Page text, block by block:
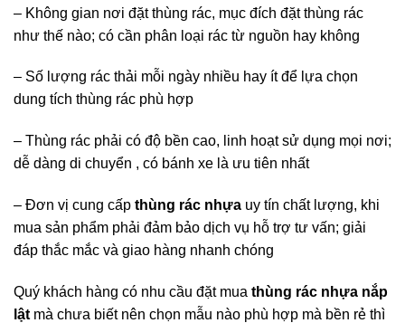
– Không gian nơi đặt thùng rác, mục đích đặt thùng rác
như thế nào; có cần phân loại rác từ nguồn hay không
– Số lượng rác thải mỗi ngày nhiều hay ít để lựa chọn
dung tích thùng rác phù hợp
– Thùng rác phải có độ bền cao, linh hoạt sử dụng mọi nơi;
dễ dàng di chuyển , có bánh xe là ưu tiên nhất
– Đơn vị cung cấp thùng rác nhựa uy tín chất lượng, khi
mua sản phẩm phải đảm bảo dịch vụ hỗ trợ tư vấn; giải
đáp thắc mắc và giao hàng nhanh chóng
Quý khách hàng có nhu cầu đặt mua thùng rác nhựa nắp
lật mà chưa biết nên chọn mẫu nào phù hợp mà bền rẻ thì